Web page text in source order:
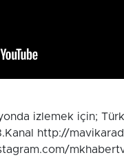
izlemek için;
http://